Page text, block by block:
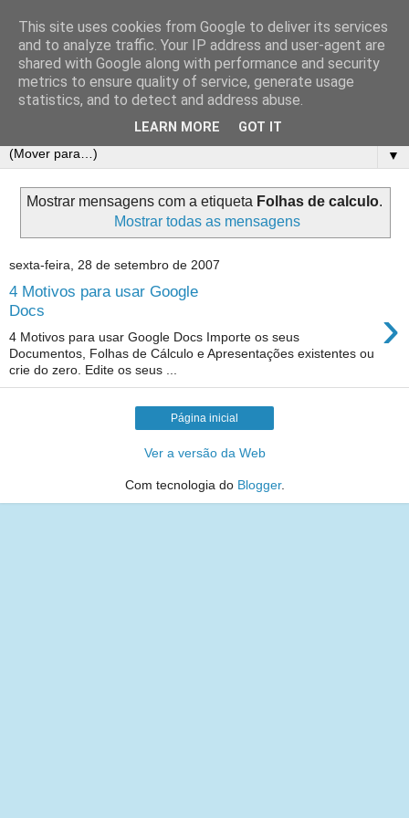
E-Dicas
Muitas Dicas Online e Tutoriais de Informática. Em especial
de EXCEL!
▼
Mostrar mensagens com a etiqueta Folhas de calculo.
Mostrar todas as mensagens
sexta-feira, 28 de setembro de 2007
4 Motivos para usar Google
Docs
›
4 Motivos para usar Google Docs Importe os seus
Documentos, Folhas de Cálculo e Apresentações existentes ou
crie do zero. Edite os seus ...
Página inicial
Ver a versão da Web
Com tecnologia do Blogger.
This site uses cookies from Google to deliver its services
and to analyze traffic. Your IP address and user-agent are
shared with Google along with performance and security
metrics to ensure quality of service, generate usage
statistics, and to detect and address abuse.
LEARN MORE GOT IT